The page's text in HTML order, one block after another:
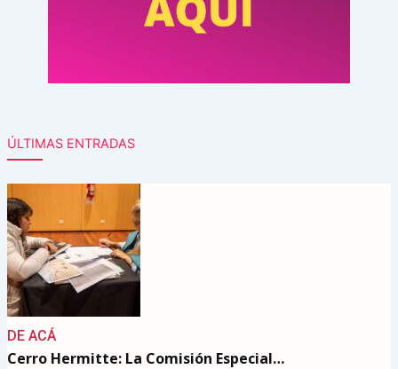
ÚLTIMAS ENTRADAS
DE ACÁ
Cerro Hermitte: La Comisión Especial…